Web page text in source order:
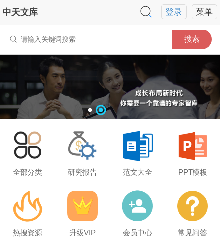
菜单
登录
中天文库
搜索
全部分类 研究报告 范文大全 PPT模板
热搜资源 升级VIP 会员中心 常见问答